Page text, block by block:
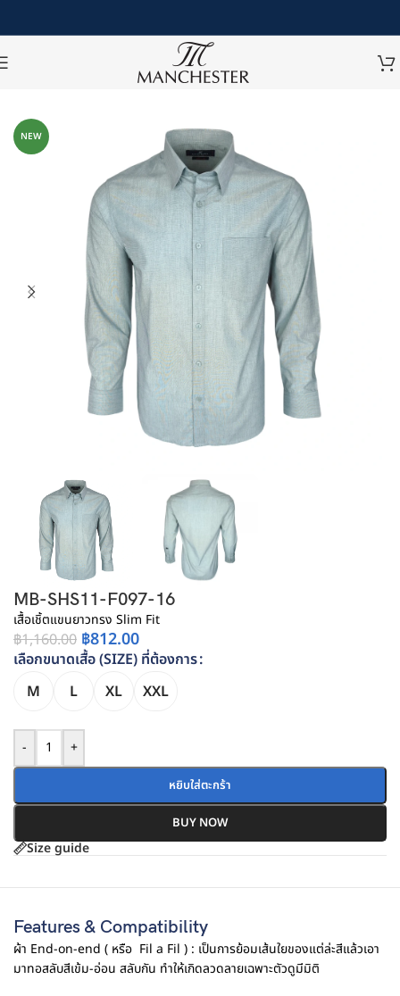
เสื้อเชิ้ตแขนยาว
NEW
MB-SHS11-F097-16
เสื้อเชิ้ตแขนยาวทรง Slim Fit
฿1,160.00 ฿812.00
เลือกขนาดเสื้อ (SIZE) ที่ต้องการ
M
L XL XXL
- +
หยิบใส่ตะกร้า
BUY NOW
Size guide
Features & Compatibility
ผ้า End-on-end ( หรือ Fil a Fil ) : เป็นการย้อมเส้นใยของแต่ล่ะสีแล้วเอา
มาทอสลับสีเข้ม-อ่อน สลับกัน ทำให้เกิดลวดลายเฉพาะตัวดูมีมิติ